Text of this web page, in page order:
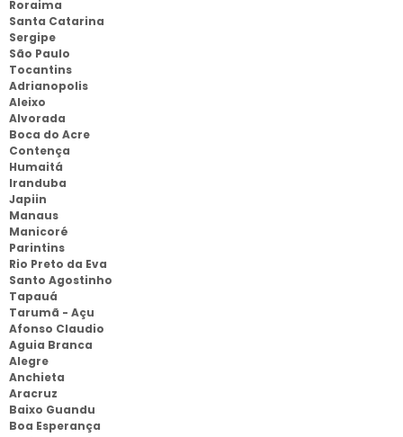
Roraima
Santa Catarina
Sergipe
São Paulo
Tocantins
Adrianopolis
Aleixo
Alvorada
Boca do Acre
Contença
Humaitá
Iranduba
Japiin
Manaus
Manicoré
Parintins
Rio Preto da Eva
Santo Agostinho
Tapauá
Tarumã - Açu
Afonso Claudio
Aguia Branca
Alegre
Anchieta
Aracruz
Baixo Guandu
Boa Esperança